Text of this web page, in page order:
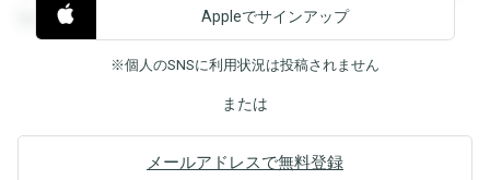
覧することができます。
Appleでサインアップ
※個人のSNSに利用状況は投稿されません
または
メールアドレスで無料登録